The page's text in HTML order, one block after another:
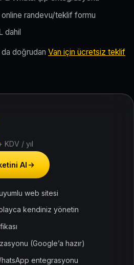
randevu/teklif formu
dahil
doğrudan Van için ücretsiz teklif
KDV / yıl
Al
web sitesi
kendiniz yönetin
(Google’a hazır)
entegrasyonu